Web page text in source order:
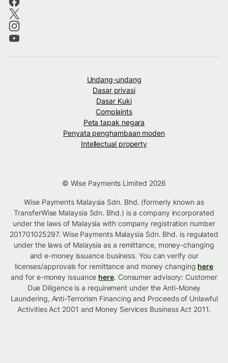
Undang-undang
Dasar privasi
Dasar Kuki
Complaints
Peta tapak negara
Penyata penghambaan moden
Intellectual property
© Wise Payments Limited 2026
Wise Payments Malaysia Sdn. Bhd. (formerly known as
TransferWise Malaysia Sdn. Bhd.) is a company incorporated
under the laws of Malaysia with company registration number
201701025297. Wise Payments Malaysia Sdn. Bhd. is regulated
under the laws of Malaysia as a remittance, money-changing
and e-money issuance business. You can verify our
licenses/approvals for remittance and money changing here
and for e-money issuance here. Consumer advisory: Customer
Due Diligence is a requirement under the Anti-Money
Laundering, Anti-Terrorism Financing and Proceeds of Unlawful
Activities Act 2001 and Money Services Business Act 2011.